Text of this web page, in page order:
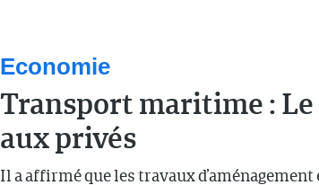
Economie
Transport maritime :
aux privés
Il a affirmé que les travaux